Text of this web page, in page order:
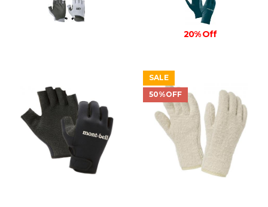
20% Off
SALE
50%OFF